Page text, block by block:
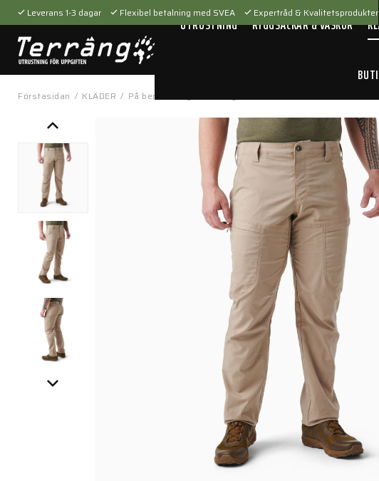
Leverans 1-3 dagar Flexibel betalning med SVEA Expertråd & Kvalitetsprodukter
UTRUSTNING RYGGSÄCKAR & VÄSKOR
Förstasidan / KLÄDER / På benen